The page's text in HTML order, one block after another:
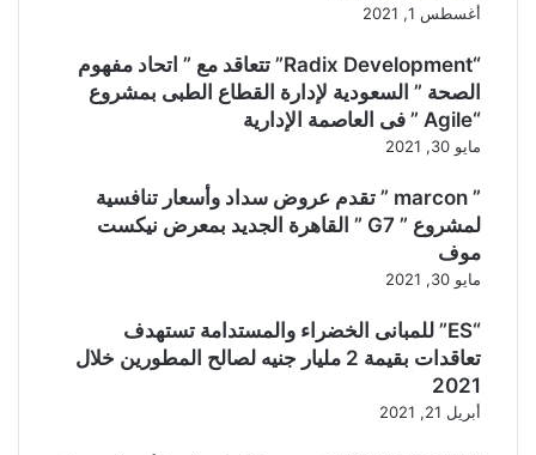
أغسطس 1, 2021
“Radix Development” تتعاقد مع ” اتحاد مفهوم
الصحة ” السعودية لإدارة القطاع الطبى بمشروع
“Agile ” فى العاصمة الإدارية
مايو 30, 2021
” marcon ” تقدم عروض سداد وأسعار تنافسية
لمشروع ” G7 ” القاهرة الجديد بمعرض نيكست
موف
مايو 30, 2021
“ES” للمبانى الخضراء والمستدامة تستهدف
تعاقدات بقيمة 2 مليار جنيه لصالح المطورين خلال
2021
أبريل 21, 2021